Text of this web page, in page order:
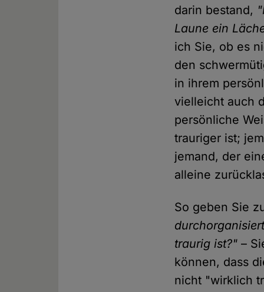
darin bestand,
Laune ein
ich Sie, ob es
den
in ihrem
vielleicht auch
persönliche
trauriger ist;
jemand, der
alleine
So geben Sie
traurig ist?" –
können, dass
nicht "wirklich